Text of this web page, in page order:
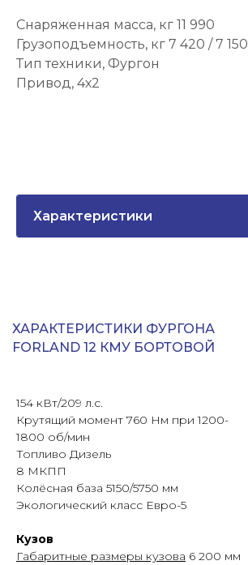
Снаряженная масса, кг 11 990
Грузоподъемность, кг 7 420 / 7 150
Тип техники, Фургон
Привод, 4х2
ХАРАКТЕРИСТИКИ ФУРГОНА
FORLAND 12 КМУ БОРТОВОЙ
154 кВт/209 л.с.
Крутящий момент 760 Нм при 1200-
1800 об/мин
Топливо Дизель
8 МКПП
Колёсная база 5150/5750 мм
Экологический класс Евро-5
Кузов
Габаритные размеры кузова 6 200 мм